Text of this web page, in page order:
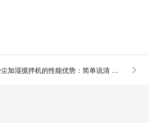
粉尘加湿搅拌机的性能优势：简单说清 4 大实用好处